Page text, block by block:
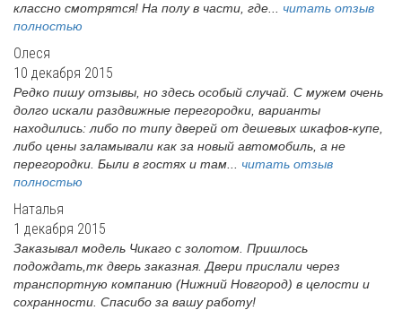
классно смотрятся! На полу в части, где... читать отзыв
полностью
Олеся
10 декабря 2015
Редко пишу отзывы, но здесь особый случай. С мужем очень
долго искали раздвижные перегородки, варианты
находились: либо по типу дверей от дешевых шкафов-купе,
либо цены заламывали как за новый автомобиль, а не
перегородки. Были в гостях и там... читать отзыв
полностью
Наталья
1 декабря 2015
Заказывал модель Чикаго с золотом. Пришлось
подождать,тк дверь заказная. Двери прислали через
транспортную компанию (Нижний Новгород) в целости и
сохранности. Спасибо за вашу работу!